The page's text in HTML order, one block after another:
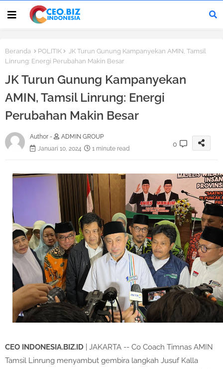
Beranda POLITIK
JK Turun Gunung Kampanyekan AMIN, Tamsil
Linrung: Energi Perubahan Makin Besar
JK Turun Gunung Kampanyekan
AMIN, Tamsil Linrung: Energi
Perubahan Makin Besar
Author -
ADMIN GROUP
Januari 10, 2024
1 minute read
0
CEO INDONESIA.BIZ.ID | JAKARTA -- Co Coach Timnas AMIN
Tamsil Linrung menyambut gembira langkah Jusuf Kalla